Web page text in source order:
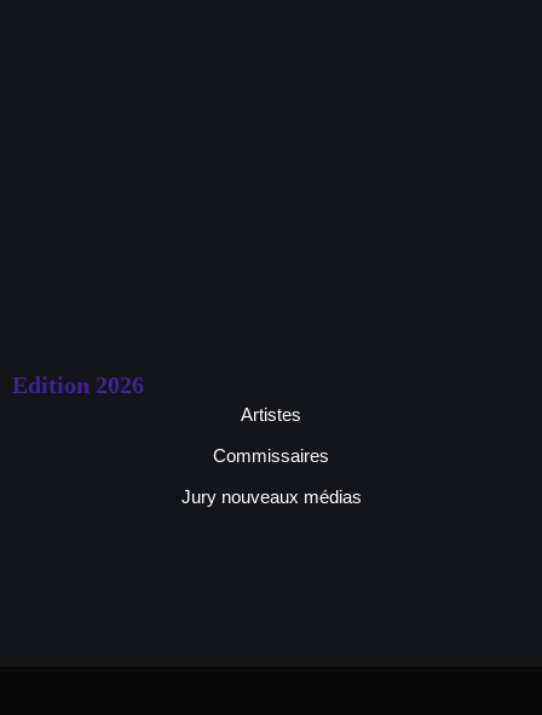
Edition 2026
Artistes
Commissaires
Jury nouveaux médias